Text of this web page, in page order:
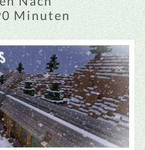
Minuten